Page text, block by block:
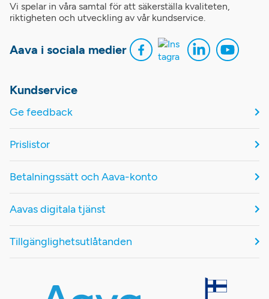
Vi spelar in våra samtal för att säkerställa kvaliteten,
riktigheten och utveckling av vår kundservice.
Aava i sociala medier
Kundservice
Ge feedback
Prislistor
Betalningssätt och Aava-konto
Aavas digitala tjänst
Tillgänglighetsutlåtanden